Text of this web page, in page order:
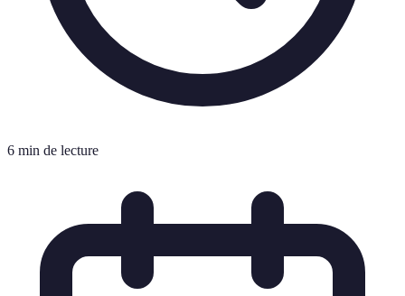
6 min de lecture